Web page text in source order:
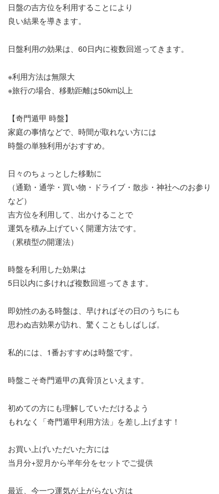
日盤の吉方位を利用することにより
良い結果を導きます。
日盤利用の効果は、60日内に複数回巡ってきます。
※利用方法は無限大
※旅行の場合、移動距離は50km以上
【奇門遁甲 時盤】
家庭の事情などで、時間が取れない方には
時盤の単独利用がおすすめ。
日々のちょっとした移動に
（通勤・通学・買い物・ドライブ・散歩・神社へのお参り
など）
吉方位を利用して、出かけることで
運気を積み上げていく開運方法です。
（累積型の開運法）
時盤を利用した効果は
5日以内に多ければ複数回巡ってきます。
即効性のある時盤は、早ければその日のうちにも
思わぬ吉効果が訪れ、驚くこともしばしば。
私的には、1番おすすめは時盤です。
時盤こそ奇門遁甲の真骨頂といえます。
初めての方にも理解していただけるよう
もれなく「奇門遁甲利用方法」を差し上げます！
お買い上げいただいた方には
当月分+翌月から半年分をセットでご提供
最近、今一つ運気が上がらない方は